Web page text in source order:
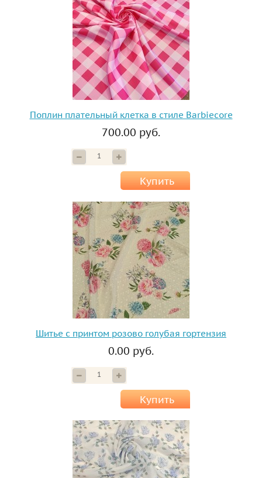
Поплин плательный клетка в стиле Barbiecore
700.00 руб.
Купить
Шитье с принтом розово голубая гортензия
0.00 руб.
Купить